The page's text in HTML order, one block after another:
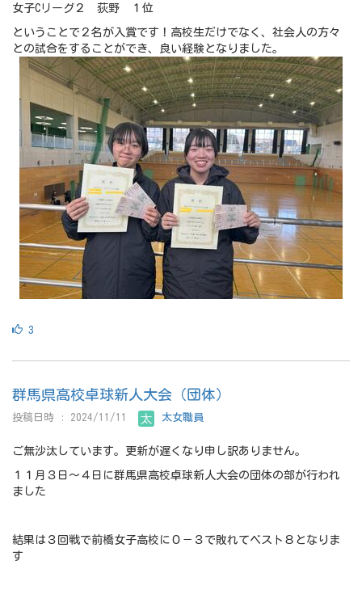
女子Cリーグ２ 荻野 １位
ということで２名が入賞です！高校生だけでなく、社会人の方々
との試合をすることができ、良い経験となりました。
3
群馬県高校卓球新人大会（団体）
投稿日時 : 2024/11/11 太女職員
ご無沙汰しています。更新が遅くなり申し訳ありません。
１１月３日～４日に群馬県高校卓球新人大会の団体の部が行われ
ました
結果は３回戦で前橋女子高校に０－３で敗れてベスト８となりま
す